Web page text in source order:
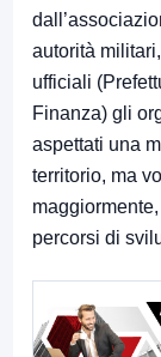
autorità
ufficiali
Finanza) gli
aspettati una
territorio, ma
percorsi di